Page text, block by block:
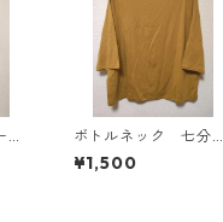
ボトルネック 七分袖
カットソー ４Ｌ マ
スタード KAE-4818
¥1,500